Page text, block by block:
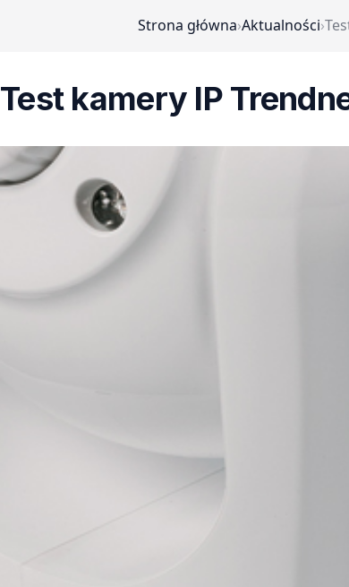
Strona główna›Aktualności›
Test kamery IP